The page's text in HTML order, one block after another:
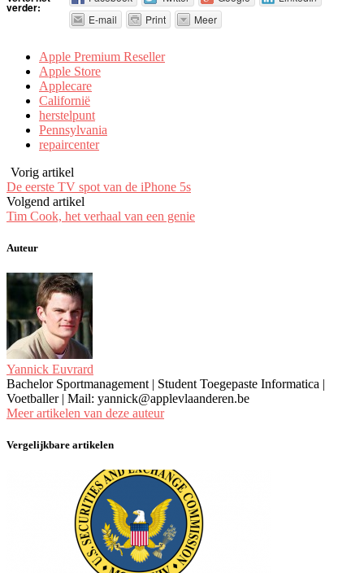
verder:
E-mail
Print Meer
Apple Premium Reseller
Apple Store
Applecare
Californië
herstelpunt
Pennsylvania
repaircenter
Vorig artikel
De eerste TV spot van de iPhone 5s
Volgend artikel
Tim Cook, het verhaal van een genie
Auteur
Yannick Euvrard
Bachelor Sportmanagement | Student Toegepaste Informatica |
Voetballer | Mail: yannick@applevlaanderen.be
Meer artikelen van deze auteur
Vergelijkbare artikelen